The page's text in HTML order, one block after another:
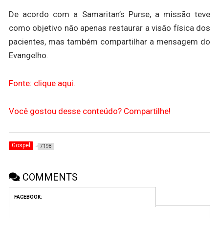
De acordo com a Samaritan’s Purse, a missão teve
como objetivo não apenas restaurar a visão física dos
pacientes, mas também compartilhar a mensagem do
Evangelho.
Fonte: clique aqui.
Você gostou desse conteúdo? Compartilhe!
Gospel 7198
COMMENTS
FACEBOOK: